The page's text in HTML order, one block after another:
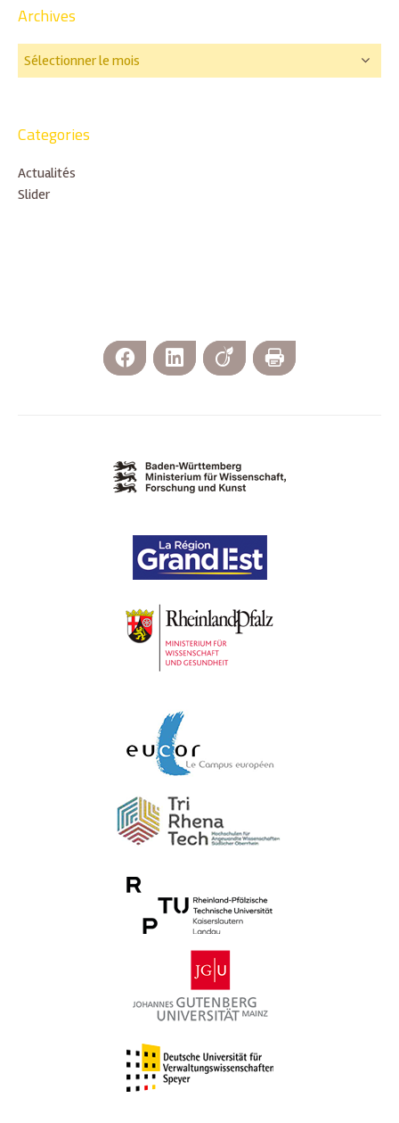
Archives
Categories
Actualités
Slider
Facebook LinkedIn Viadeo